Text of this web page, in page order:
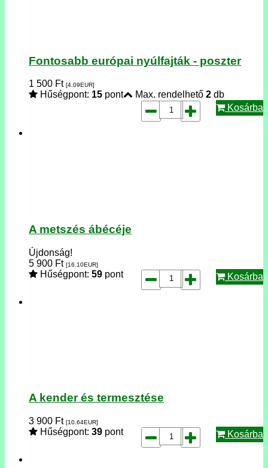
Fontosabb európai nyúlfajták - poszter
1 500 Ft [4.09EUR]
Hűségpont: 15 pont Max. rendelhető 2 db
Kosárba
A metszés ábécéje
Újdonság!
5 900 Ft [16.10EUR]
Hűségpont: 59 pont Kosárba
A kender és termesztése
3 900 Ft [10.64EUR]
Hűségpont: 39 pont Kosárba